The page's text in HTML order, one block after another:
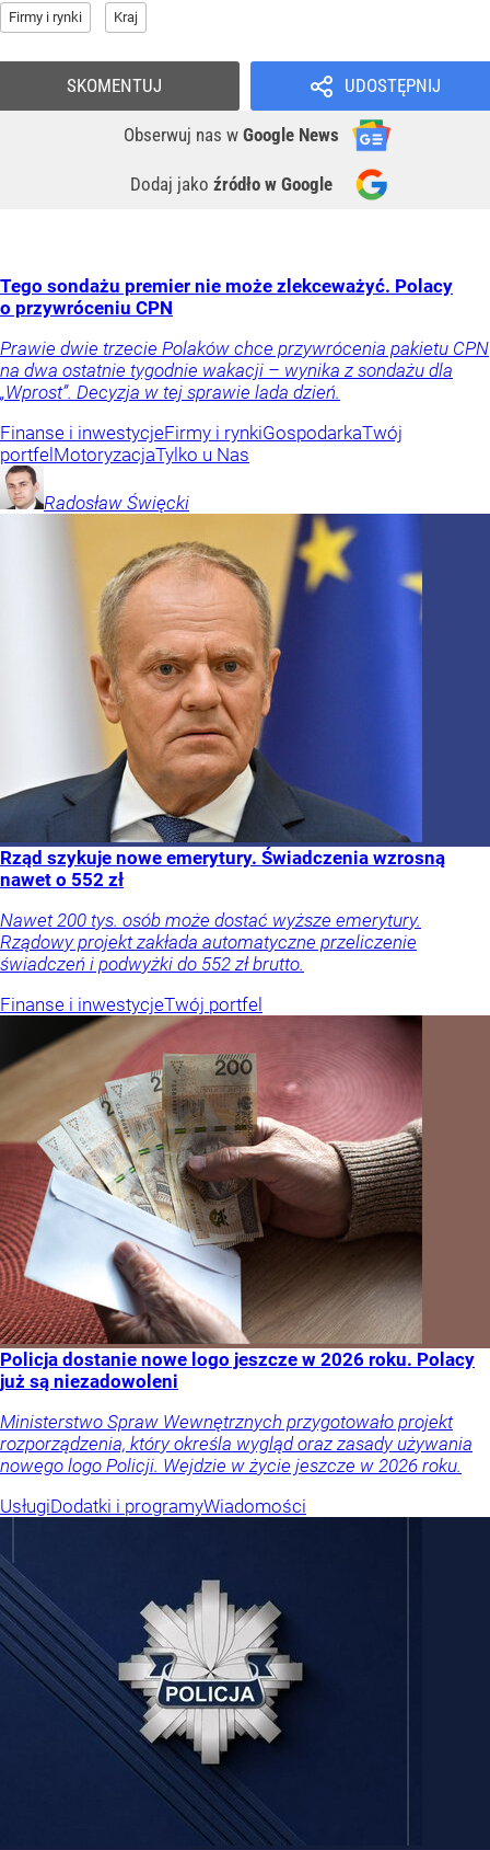
Firmy i rynki Kraj
UDOSTĘPNIJ
Obserwuj nas w Google News
Dodaj jako źródło w Google
SKOMENTUJ
Tego sondażu premier nie może zlekceważyć. Polacy
o przywróceniu CPN
Prawie dwie trzecie Polaków chce przywrócenia pakietu CPN
na dwa ostatnie tygodnie wakacji – wynika z sondażu dla
„Wprost”. Decyzja w tej sprawie lada dzień.
Finanse i inwestycjeFirmy i rynkiGospodarkaTwój
portfelMotoryzacjaTylko u Nas
Radosław Święcki
Rząd szykuje nowe emerytury. Świadczenia wzrosną
nawet o 552 zł
Nawet 200 tys. osób może dostać wyższe emerytury.
Rządowy projekt zakłada automatyczne przeliczenie
świadczeń i podwyżki do 552 zł brutto.
Finanse i inwestycjeTwój portfel
Policja dostanie nowe logo jeszcze w 2026 roku. Polacy
już są niezadowoleni
Ministerstwo Spraw Wewnętrznych przygotowało projekt
rozporządzenia, który określa wygląd oraz zasady używania
nowego logo Policji. Wejdzie w życie jeszcze w 2026 roku.
UsługiDodatki i programyWiadomości